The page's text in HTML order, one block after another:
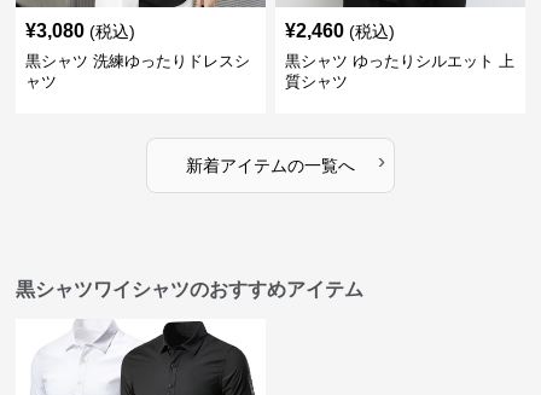
¥3,080 (税込)
黒シャツ 洗練ゆったりドレスシ
ャツ
¥2,460 (税込)
黒シャツ ゆったりシルエット 上
質シャツ
新着アイテムの一覧へ ›
黒シャツワイシャツのおすすめアイテム